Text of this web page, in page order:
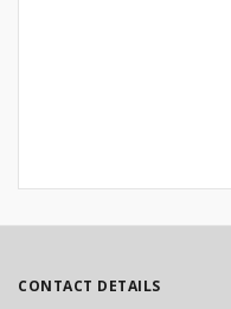
CONTACT DETAILS